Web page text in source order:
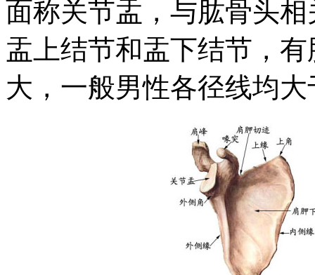
面称关节盂，与肱骨头
盂上结节和盂下结节，
大，一般男性各径线均